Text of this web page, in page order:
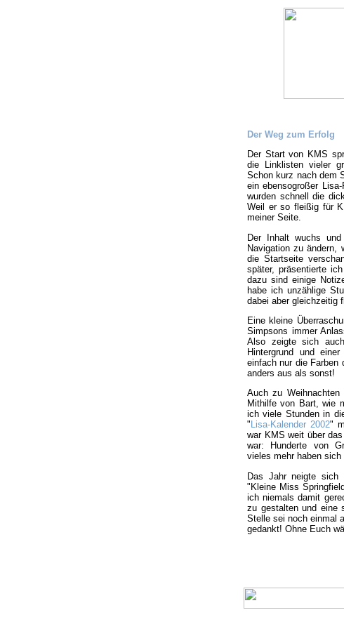
Der Weg zum Erfolg
Der Start von KMS
die Linklisten vieler
Schon kurz nach dem
ein ebensogroßer
wurden schnell die
Weil er so fleißig für
meiner Seite.
Der Inhalt wuchs
Navigation zu ändern,
die Startseite
später, präsentierte
dazu sind einige
habe ich unzählige
dabei aber gleichzeitig
Eine kleine
Simpsons immer
Also zeigte sich
Hintergrund und
einfach nur die Farben
anders aus als sonst!
Auch zu
Mithilfe von Bart, wie
ich viele Stunden in
" Lisa-Kalender 2002"
war KMS weit über
war: Hunderte von
vieles mehr haben
Das Jahr neigte sich
"Kleine Miss
ich niemals damit
zu gestalten und eine
Stelle sei noch einmal
gedankt! Ohne Euch